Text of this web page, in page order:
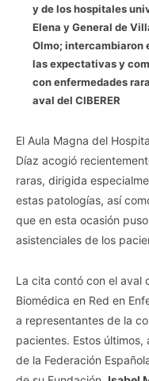
y de los hospitales
Elena y General de
Olmo; intercambiaron
las expectativas y
con enfermedades
aval del CIBERER
El Aula Magna del
Díaz acogió
raras, dirigida
estas patologías, así
que en esta ocasión
asistenciales de los
La cita contó con el aval
Biomédica en Red en
a representantes de la
pacientes. Estos
de la Federación